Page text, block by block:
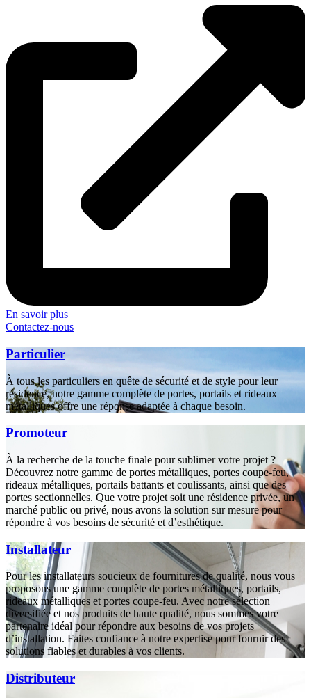
En savoir plus
Contactez-nous
Particulier
À tous les particuliers en quête de sécurité et de style pour leur
résidence, notre gamme complète de portes, portails et rideaux
métalliques offre une réponse adaptée à chaque besoin.
Promoteur
À la recherche de la touche finale pour sublimer votre projet ?
Découvrez notre gamme de portes métalliques, portes coupe-feu,
rideaux métalliques, portails battants et coulissants, ainsi que des
portes sectionnelles. Que votre projet soit une résidence privée, un
marché public ou privé, nous avons la solution sur mesure pour
répondre à vos besoins de sécurité et d’esthétique.
Installateur
Pour les installateurs soucieux de fournitures de qualité, nous vous
proposons une gamme complète de portes métalliques, portails,
rideaux métalliques et portes coupe-feu. Avec notre sélection
diversifiée et nos produits de haute qualité, nous sommes votre
partenaire idéal pour répondre aux besoins de vos projets
d’installation. Faites confiance à notre expertise pour fournir des
solutions fiables et durables à vos clients.
Distributeur